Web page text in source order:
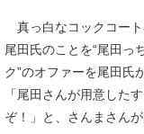
真っ白なコックコート
尾田氏のことを“尾田っ
ク”のオファーを尾田氏
「尾田さんが用意した
ぞ！」と、さんまさん